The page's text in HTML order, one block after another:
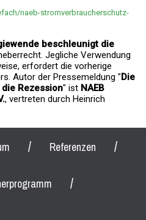
naeb-stromverbraucherschutz-
beschleunigt die
Jegliche Verwendung
erfordert die vorherige
Autor der Pressemeldung " Die
Rezession" ist NAEB
, vertreten durch Heinrich
/ Referenzen /
/